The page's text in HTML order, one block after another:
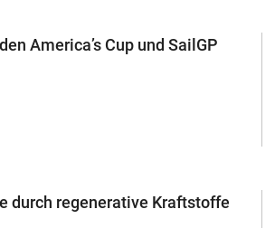
America’s Cup und SailGP
durch regenerative Kraftstoffe